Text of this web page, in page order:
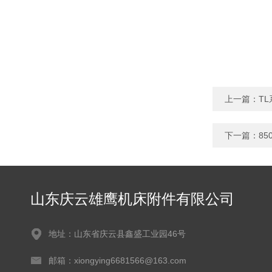
上一篇： TL
下一篇：
山东庆云雄鹰机床附件有限公司
地址：山东省庆云县鑫盛工业园46号
邮箱：xiongying6681566@163.com